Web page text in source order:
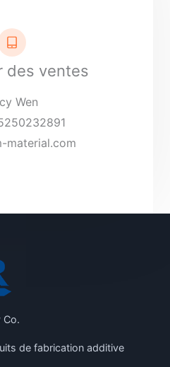
des ventes
Wen
material.com
Co.
de fabrication additive